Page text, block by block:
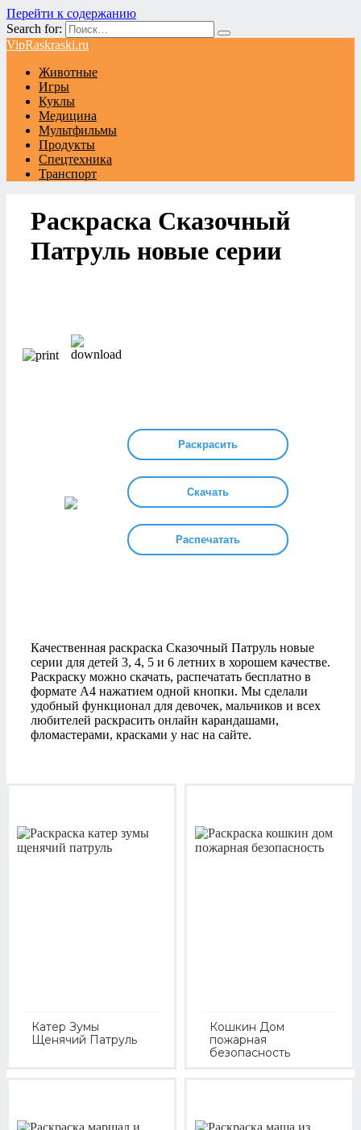
Перейти к содержанию
Search for:
VipRaskraski.ru
Животные
Игры
Куклы
Медицина
Мультфильмы
Продукты
Спецтехника
Транспорт
Раскраска Сказочный
Патруль новые серии
Раскрасить
Скачать
Распечатать
Качественная раскраска Сказочный Патруль новые
серии для детей 3, 4, 5 и 6 летних в хорошем качестве.
Раскраску можно скачать, распечатать бесплатно в
формате А4 нажатием одной кнопки. Мы сделали
удобный функционал для девочек, мальчиков и всех
любителей раскрасить онлайн карандашами,
фломастерами, красками у нас на сайте.
Катер Зумы
Щенячий Патруль
Кошкин Дом
пожарная
безопасность